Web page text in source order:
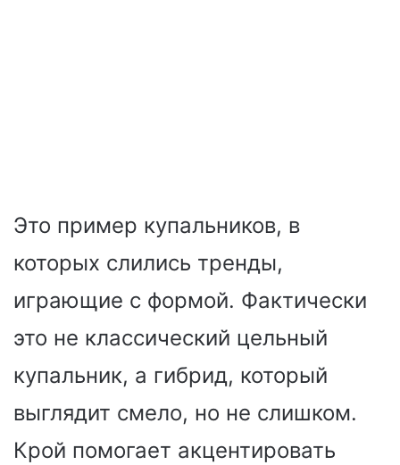
Это пример купальников, в
которых слились тренды,
играющие с формой. Фактически
это не классический цельный
купальник, а гибрид, который
выглядит смело, но не слишком.
Крой помогает акцентировать